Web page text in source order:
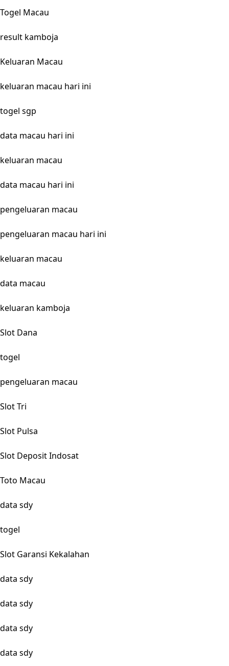
Togel Macau
result kamboja
Keluaran Macau
keluaran macau hari ini
togel sgp
data macau hari ini
keluaran macau
data macau hari ini
pengeluaran macau
pengeluaran macau hari ini
keluaran macau
data macau
keluaran kamboja
Slot Dana
togel
pengeluaran macau
Slot Tri
Slot Pulsa
Slot Deposit Indosat
Toto Macau
data sdy
togel
Slot Garansi Kekalahan
data sdy
data sdy
data sdy
data sdy